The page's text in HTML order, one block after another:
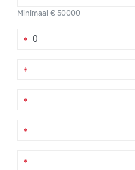
Minimaal € 50000